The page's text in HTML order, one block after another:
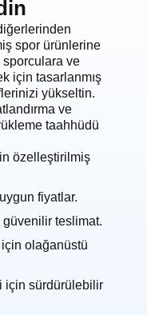
spor ürünlerine
sporculara ve
için tasarlanmış
yükseltin.
ve
taahhüdü
özelleştirilmiş
fiyatlar.
güvenilir teslimat.
olağanüstü
için sürdürülebilir